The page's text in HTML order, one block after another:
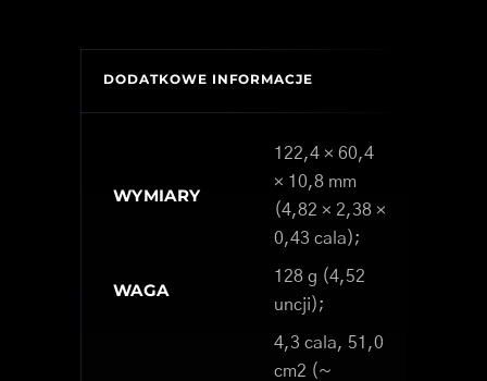
DODATKOWE INFORMACJE
WYMIARY
122,4 × 60,4
× 10,8 mm
(4,82 × 2,38 ×
0,43 cala);
WAGA
128 g (4,52
uncji);
4,3 cala, 51,0
cm2 (~